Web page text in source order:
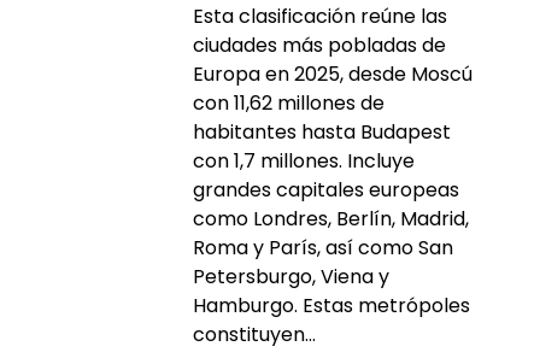
Esta clasificación reúne las
ciudades más pobladas de
Europa en 2025, desde Moscú
con 11,62 millones de
habitantes hasta Budapest
con 1,7 millones. Incluye
grandes capitales europeas
como Londres, Berlín, Madrid,
Roma y París, así como San
Petersburgo, Viena y
Hamburgo. Estas metrópoles
constituyen...